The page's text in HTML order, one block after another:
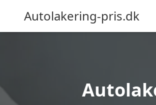
Autolakering-pris.dk